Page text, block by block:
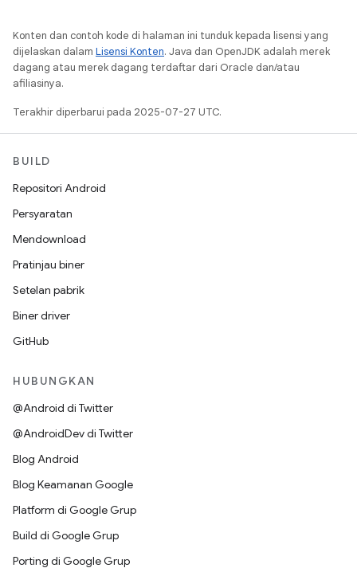
Konten dan contoh kode di halaman ini tunduk kepada lisensi yang
dijelaskan dalam Lisensi Konten. Java dan OpenJDK adalah merek
dagang atau merek dagang terdaftar dari Oracle dan/atau
afiliasinya.
Terakhir diperbarui pada 2025-07-27 UTC.
BUILD
Repositori Android
Persyaratan
Mendownload
Pratinjau biner
Setelan pabrik
Biner driver
GitHub
HUBUNGKAN
@Android di Twitter
@AndroidDev di Twitter
Blog Android
Blog Keamanan Google
Platform di Google Grup
Build di Google Grup
Porting di Google Grup